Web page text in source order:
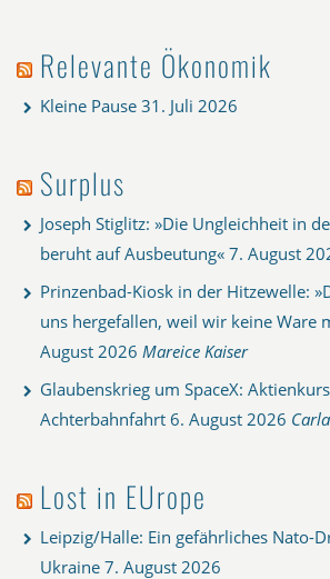
Relevante Ökonomik
Kleine Pause 31. Juli 2026
Surplus
Joseph Stiglitz: »Die Ungleichheit in
beruht auf Ausbeutung« 7. August
Prinzenbad-Kiosk in der Hitzewelle:
uns hergefallen, weil wir keine Ware
August 2026 Mareice Kaiser
Glaubenskrieg um SpaceX:
Achterbahnfahrt 6. August 2026
Lost in EUrope
Leipzig/Halle: Ein gefährliches Nato-
Ukraine 7. August 2026